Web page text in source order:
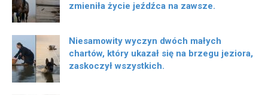
zmieniła życie jeźdźca na zawsze.
Niesamowity wyczyn dwóch małych
chartów, który ukazał się na brzegu jeziora,
zaskoczył wszystkich.